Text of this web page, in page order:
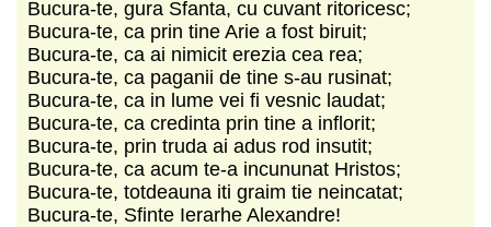
Bucura-te, gura Sfanta, cu cuvant ritoricesc;
Bucura-te, ca prin tine Arie a fost biruit;
Bucura-te, ca ai nimicit erezia cea rea;
Bucura-te, ca paganii de tine s-au rusinat;
Bucura-te, ca in lume vei fi vesnic laudat;
Bucura-te, ca credinta prin tine a inflorit;
Bucura-te, prin truda ai adus rod insutit;
Bucura-te, ca acum te-a incununat Hristos;
Bucura-te, totdeauna iti graim tie neincatat;
Bucura-te, Sfinte Ierarhe Alexandre!